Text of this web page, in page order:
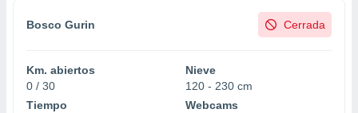
Bosco Gurin Cerrada
Km. abiertos
0 / 30
Nieve
120 - 230 cm
Tiempo
Webcams